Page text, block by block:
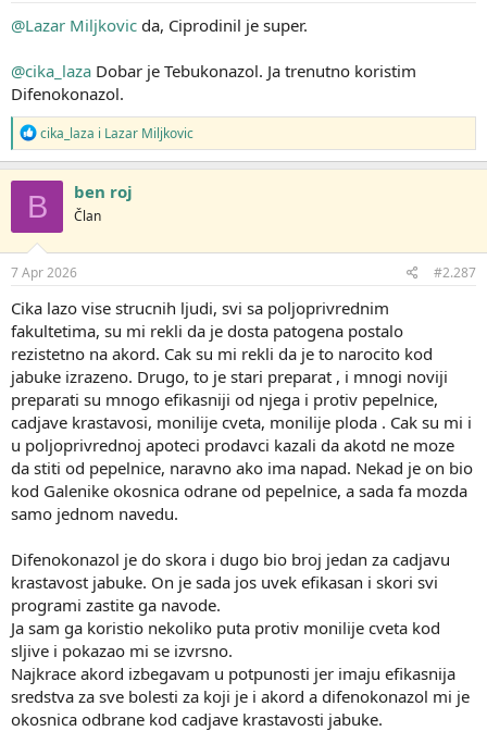
@Lazar Miljkovic da, Ciprodinil je super.
@cika_laza Dobar je Tebukonazol. Ja trenutno koristim
Difenokonazol.
R
e
a
g
o
v
a
n
j
:
cika_laza i Lazar Miljkovic
B ben roj
Član
7 Apr 2026 #2.287
Cika lazo vise strucnih ljudi, svi sa poljoprivrednim
fakultetima, su mi rekli da je dosta patogena postalo
rezistetno na akord. Cak su mi rekli da je to narocito kod
jabuke izrazeno. Drugo, to je stari preparat , i mnogi noviji
preparati su mnogo efikasniji od njega i protiv pepelnice,
cadjave krastavosi, monilije cveta, monilije ploda . Cak su mi i
u poljoprivrednoj apoteci prodavci kazali da akotd ne moze
da stiti od pepelnice, naravno ako ima napad. Nekad je on bio
kod Galenike okosnica odrane od pepelnice, a sada fa mozda
samo jednom navedu.
Difenokonazol je do skora i dugo bio broj jedan za cadjavu
krastavost jabuke. On je sada jos uvek efikasan i skori svi
programi zastite ga navode.
Ja sam ga koristio nekoliko puta protiv monilije cveta kod
sljive i pokazao mi se izvrsno.
Najkrace akord izbegavam u potpunosti jer imaju efikasnija
sredstva za sve bolesti za koji je i akord a difenokonazol mi je
okosnica odbrane kod cadjave krastavosti jabuke.